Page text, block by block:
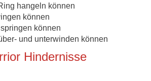
hangeln können
können
können
und unterwinden können
Hindernisse